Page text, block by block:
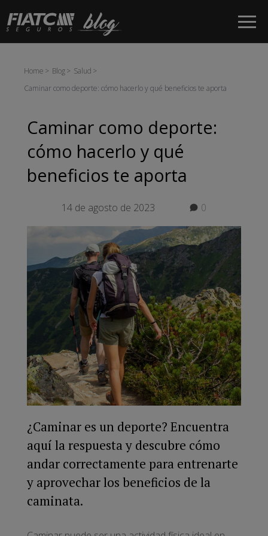
Saltar al contenido principal
Home Blog
Salud
Caminar como deporte: cómo hacerlo y qué beneficios te aporta
Caminar como deporte:
cómo hacerlo y qué
beneficios te aporta
14 de agosto de 2023 0
¿Caminar es un deporte? Encuentra
aquí la respuesta y descubre cómo
andar correctamente para entrenarte
y aprovechar los beneficios de la
caminata.